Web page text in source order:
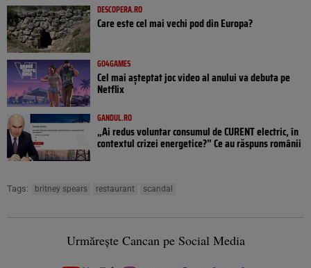
DESCOPERA.RO
Care este cel mai vechi pod din Europa?
GO4GAMES
Cel mai așteptat joc video al anului va debuta pe
Netflix
GANDUL.RO
„Ai redus voluntar consumul de CURENT electric, în
contextul crizei energetice?” Ce au răspuns românii
Tags: britney spears restaurant scandal
Urmărește Cancan pe Social Media